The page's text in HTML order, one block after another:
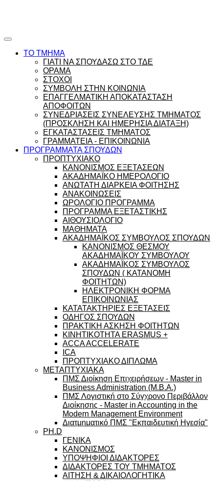
ΤΟ ΤΜΗΜΑ
ΓΙΑΤΙ ΝΑ ΣΠΟΥΔΑΣΩ ΣΤΟ ΤΔΕ
ΟΡΑΜΑ
ΣΤΟΧΟΙ
ΣΥΜΒΟΛΗ ΣΤΗΝ ΚΟΙΝΩΝΙΑ
ΕΠΑΓΓΕΛΜΑΤΙΚΗ ΑΠΟΚΑΤΑΣΤΑΣΗ
ΑΠΟΦΟΙΤΩΝ
ΣΥΝΕΔΡΙΑΣΕΙΣ ΣΥΝΕΛΕΥΣΗΣ ΤΜΗΜΑΤΟΣ
(ΠΡΟΣΚΛΗΣΗ ΚΑΙ ΗΜΕΡΗΣΙΑ ΔΙΑΤΑΞΗ)
ΕΓΚΑΤΑΣΤΑΣΕΙΣ ΤΜΗΜΑΤΟΣ
ΓΡΑΜΜΑΤΕΙΑ - ΕΠΙΚΟΙΝΩΝΙΑ
ΠΡΟΓΡΑΜΜΑΤΑ ΣΠΟΥΔΩΝ
ΠΡΟΠΤΥΧΙΑΚΟ
ΚΑΝΟΝΙΣΜΟΣ ΕΞΕΤΑΣΕΩΝ
ΑΚΑΔΗΜΑΪΚΟ ΗΜΕΡΟΛΟΓΙΟ
ΑΝΩΤΑΤΗ ΔΙΑΡΚΕΙΑ ΦΟΙΤΗΣΗΣ
ΑΝΑΚΟΙΝΩΣΕΙΣ
ΩΡΟΛΟΓΙΟ ΠΡΟΓΡΑΜΜΑ
ΠΡΟΓΡΑΜΜΑ ΕΞΕΤΑΣΤΙΚΗΣ
ΑΙΘΟΥΣΙΟΛΟΓΙΟ
ΜΑΘΗΜΑΤΑ
ΑΚΑΔΗΜΑΪΚΟΣ ΣΥΜΒΟΥΛΟΣ ΣΠΟΥΔΩΝ
ΚΑΝΟΝΙΣΜΟΣ ΘΕΣΜΟΥ
ΑΚΑΔΗΜΑΪΚΟΥ ΣΥΜΒΟΥΛΟΥ
ΑΚΑΔΗΜΑΪΚΟΣ ΣΥΜΒΟΥΛΟΣ
ΣΠΟΥΔΩΝ ( ΚΑΤΑΝΟΜΗ
ΦΟΙΤΗΤΩΝ)
ΗΛΕΚΤΡΟΝΙΚΗ ΦΟΡΜΑ
ΕΠΙΚΟΙΝΩΝΙΑΣ
ΚΑΤΑΤΑΚΤΗΡΙΕΣ ΕΞΕΤΑΣΕΙΣ
ΟΔΗΓΟΣ ΣΠΟΥΔΩΝ
ΠΡΑΚΤΙΚΗ ΑΣΚΗΣΗ ΦΟΙΤΗΤΩΝ
ΚΙΝΗΤΙΚΟΤΗΤΑ ERASMUS +
ACCA ACCELERATE
ICA
ΠΡΟΠΤΥΧΙΑΚΟ ΔΙΠΛΩΜΑ
ΜΕΤΑΠΤΥΧΙΑΚΑ
ΠΜΣ Διοίκηση Επιχειρήσεων - Master in
Business Administration (M.B.A.)
ΠΜΣ Λογιστική στο Σύγχρονο Περιβάλλον
Διοίκησης - Master in Accounting in the
Modern Management Environment
Διατμηματικό ΠΜΣ "Εκπαιδευτική Ηγεσία"
PH.D
ΓΕΝΙΚΑ
ΚΑΝΟΝΙΣΜΟΣ
ΥΠΟΨΗΦΙΟΙ ΔΙΔΑΚΤΟΡΕΣ
ΔΙΔΑΚΤΟΡΕΣ ΤΟΥ ΤΜΗΜΑΤΟΣ
ΑΙΤΗΣΗ & ΔΙΚΑΙΟΛΟΓΗΤΙΚΑ